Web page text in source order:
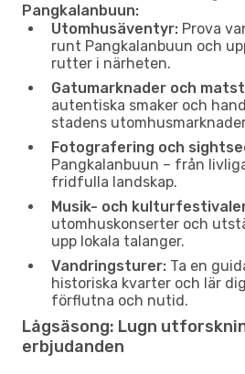
Pangkalanbuun:
Utomhusäventyr: Prova
runt Pangkalanbuun och
rutter i närheten.
Gatumarknader och
autentiska smaker och
stadens
Fotografering och
Pangkalanbuun – från
fridfulla landskap.
Musik- och
utomhuskonserter och
upp lokala talanger.
Vandringsturer: Ta en
historiska kvarter och lär
förflutna och nutid.
Lågsäsong: Lugn
erbjudanden